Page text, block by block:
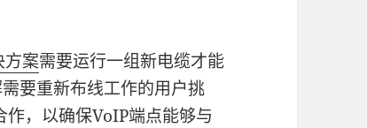
方案需要运行一组新电缆才能
要重新布线工作的用户挑
，以确保VoIP端点能够与